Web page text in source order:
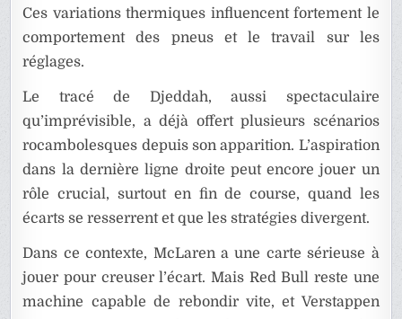
Ces variations thermiques influencent fortement le
comportement des pneus et le travail sur les
réglages.
Le tracé de Djeddah, aussi spectaculaire
qu’imprévisible, a déjà offert plusieurs scénarios
rocambolesques depuis son apparition. L’aspiration
dans la dernière ligne droite peut encore jouer un
rôle crucial, surtout en fin de course, quand les
écarts se resserrent et que les stratégies divergent.
Dans ce contexte, McLaren a une carte sérieuse à
jouer pour creuser l’écart. Mais Red Bull reste une
machine capable de rebondir vite, et Verstappen